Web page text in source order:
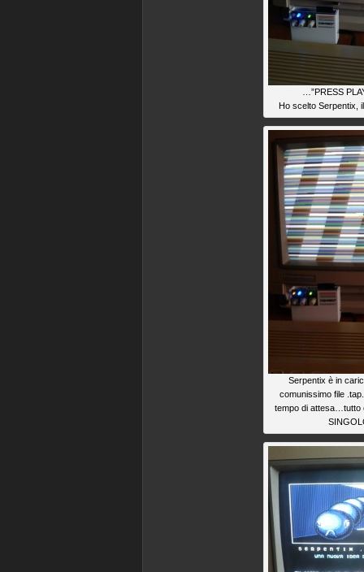
…”PRESS
Ho scelto Serpentix,
Serpentix è in
comunissimo file
tempo di attesa…tutto